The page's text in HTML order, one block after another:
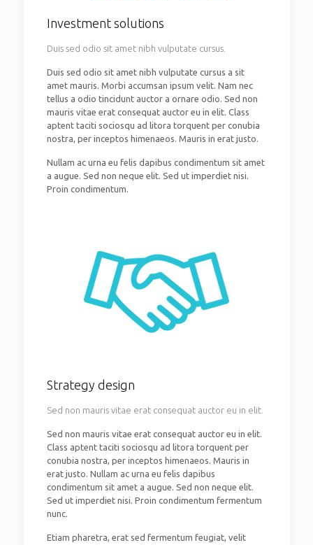
Investment solutions
Duis sed odio sit amet nibh vulputate cursus.
Duis sed odio sit amet nibh vulputate cursus a sit
amet mauris. Morbi accumsan ipsum velit. Nam nec
tellus a odio tincidunt auctor a ornare odio. Sed non
mauris vitae erat consequat auctor eu in elit. Class
aptent taciti sociosqu ad litora torquent per conubia
nostra, per inceptos himenaeos. Mauris in erat justo.
Nullam ac urna eu felis dapibus condimentum sit amet
a augue. Sed non neque elit. Sed ut imperdiet nisi.
Proin condimentum.
Strategy design
Sed non mauris vitae erat consequat auctor eu in elit.
Sed non mauris vitae erat consequat auctor eu in elit.
Class aptent taciti sociosqu ad litora torquent per
conubia nostra, per inceptos himenaeos. Mauris in
erat justo. Nullam ac urna eu felis dapibus
condimentum sit amet a augue. Sed non neque elit.
Sed ut imperdiet nisi. Proin condimentum fermentum
nunc.
Etiam pharetra, erat sed fermentum feugiat, velit